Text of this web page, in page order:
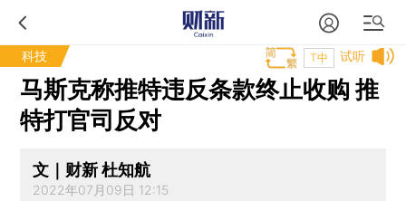
科技 试听
T中
马斯克称推特违反条款终止收购 推
特打官司反对
文｜财新 杜知航
2022年07月09日 12:15